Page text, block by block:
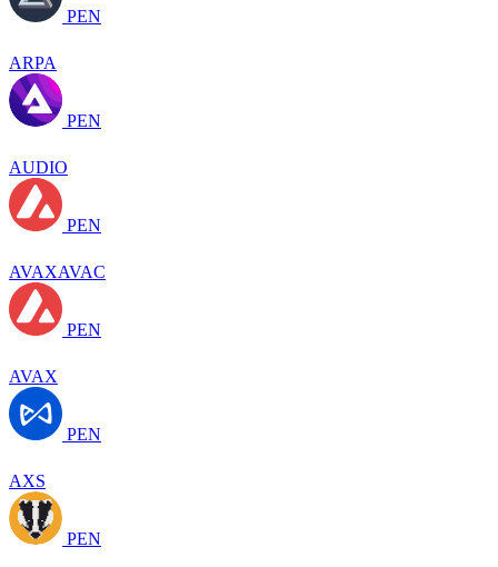
PEN
ARPA
PEN
AUDIO
PEN
AVAXAVAC
PEN
AVAX
PEN
AXS
PEN